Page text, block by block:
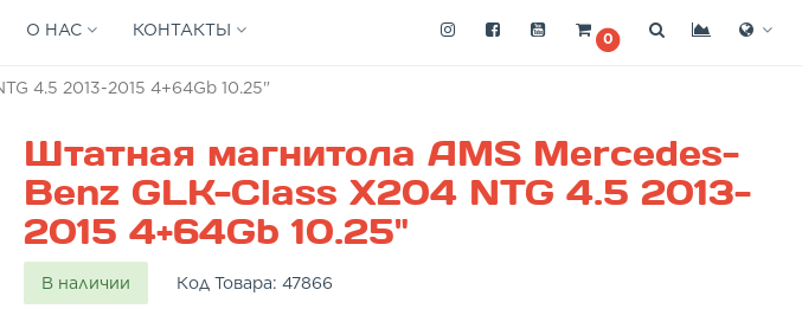
О НАС КОНТАКТЫ 0
4.5 2013-2015 4+64Gb 10.25"
Штатная магнитола AMS Mercedes-
Benz GLK-Class X204 NTG 4.5 2013-
2015 4+64Gb 10.25"
В наличии Код Товара: 47866